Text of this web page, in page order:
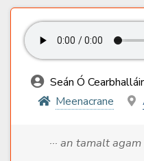
Seán Ó
Meenacrane
··· an tamalt agam